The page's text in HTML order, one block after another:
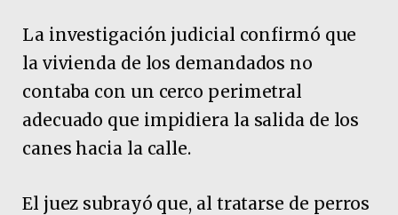
La investigación judicial confirmó que
la vivienda de los demandados no
contaba con un cerco perimetral
adecuado que impidiera la salida de los
canes hacia la calle.
El juez subrayó que, al tratarse de perros